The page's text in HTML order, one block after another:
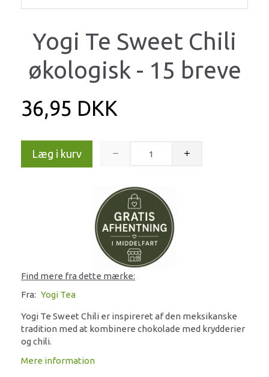
Yogi Te Sweet Chili
økologisk - 15 breve
36,95 DKK
Læg i kurv
Find mere fra dette mærke:
Fra: Yogi Tea
Yogi Te Sweet Chili er inspireret af den meksikanske
tradition med at kombinere chokolade med krydderier
og chili.
Mere information